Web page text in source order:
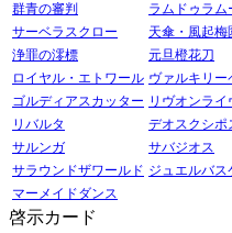
群青の審判
ラムドゥラム
サーベラスクロー
天傘・風起梅
浄罪の澪標
元旦橙花刀
ロイヤル・エトワール ヴァルキリー
ゴルディアスカッター リヴオンライ
リバルタ
デオスクシポ
サルンガ
サバジオス
サラウンドザワールド ジュエルバス
マーメイドダンス
啓示カード